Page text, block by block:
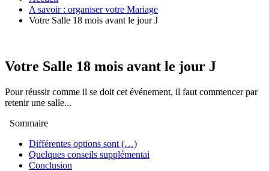
A savoir : organiser votre Mariage
Votre Salle 18 mois avant le jour J
Votre Salle 18 mois avant le jour J
Pour réussir comme il se doit cet événement, il faut commencer par
retenir une salle...
Sommaire
Différentes options sont (…)
Quelques conseils supplémentai
Conclusion